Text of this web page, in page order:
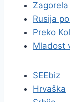
Rusija
Preko
Mladost
SEEbiz
Hrvaška